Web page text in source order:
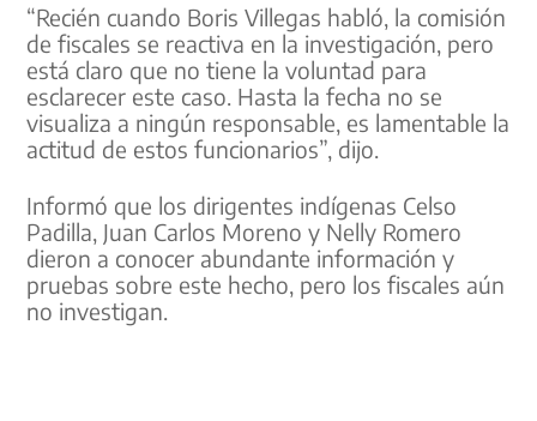
“Recién cuando Boris Villegas habló, la comisión
de fiscales se reactiva en la investigación, pero
está claro que no tiene la voluntad para
esclarecer este caso. Hasta la fecha no se
visualiza a ningún responsable, es lamentable la
actitud de estos funcionarios”, dijo.
Informó que los dirigentes indígenas Celso
Padilla, Juan Carlos Moreno y Nelly Romero
dieron a conocer abundante información y
pruebas sobre este hecho, pero los fiscales aún
no investigan.